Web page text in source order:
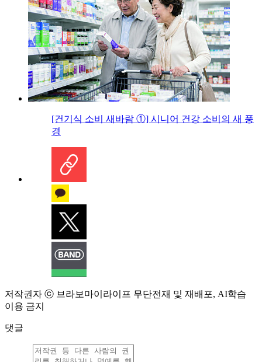
[건기식 소비 새바람 ①] 시니어 건강 소비의 새 풍
경
저작권자 ⓒ 브라보마이라이프 무단전재 및 재배포, AI학습
이용 금지
댓글